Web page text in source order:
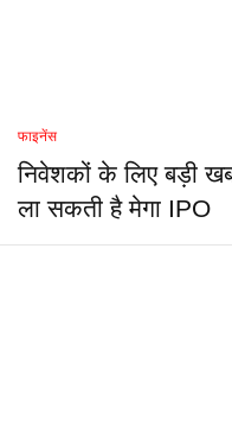
फाइनेंस
निवेशकों के लिए बड़ी
ला सकती है मेगा IPO